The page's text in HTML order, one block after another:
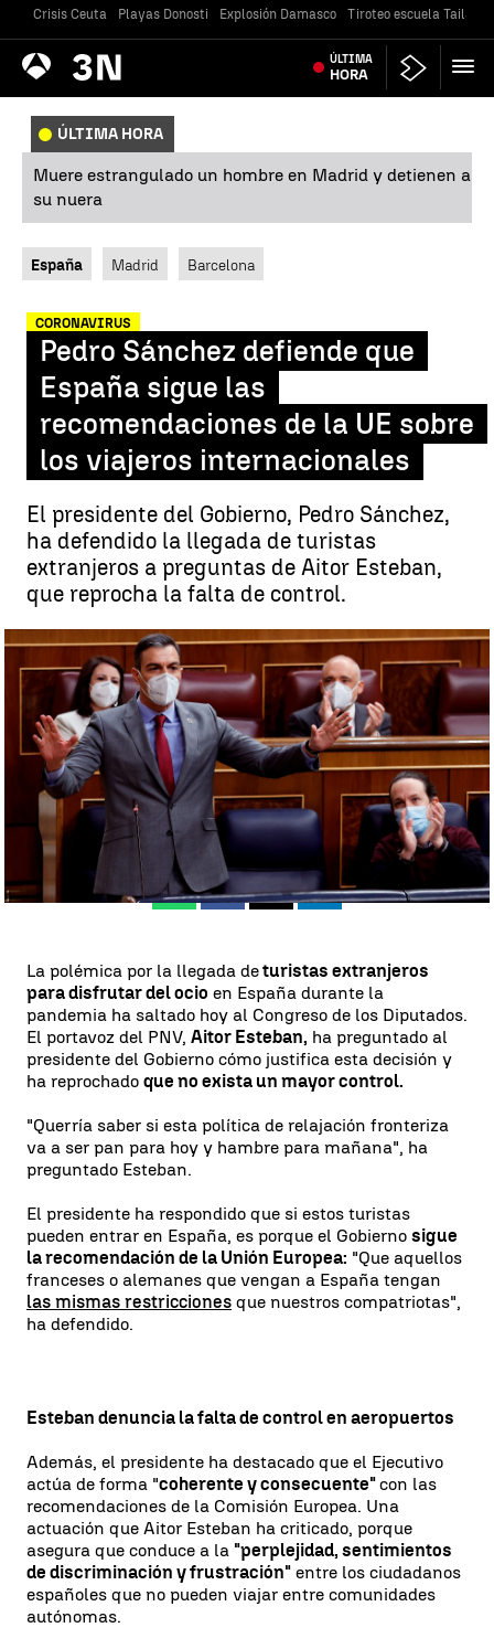
Crisis Ceuta Playas Donosti Explosión Damasco Tiroteo escuela
Antena
3 Noticias ÚLTIMA
HORA
ÚLTIMA HORA
Muere estrangulado un hombre en Madrid y detienen a
su nuera
España Madrid Barcelona
CORONAVIRUS
Pedro Sánchez defiende que
España sigue las
recomendaciones de la UE sobre
los viajeros internacionales
El presidente del Gobierno, Pedro Sánchez,
ha defendido la llegada de turistas
extranjeros a preguntas de Aitor Esteban,
que reprocha la falta de control.
Pedro Sánchez defiende que España sigue las recomendaciones de
la UE sobre los viajeros internacionales |EFE
Antena 3 Noticias
Publicado:
24 de marzo de 2021, 16:45
WhatsappFacebook
X Linkedin
La polémica por la llegada deturistas extranjeros
para disfrutar del ocio en España durante la
pandemia ha saltado hoy al Congreso de los Diputados.
El portavoz del PNV, Aitor Esteban, ha preguntado al
presidente del Gobierno cómo justifica esta decisión y
ha reprochado que no exista un mayor control.
"Querría saber si esta política de relajación fronteriza
va a ser pan para hoy y hambre para mañana", ha
preguntado Esteban.
El presidente ha respondido que si estos turistas
pueden entrar en España, es porque el Gobierno sigue
la recomendación de la Unión Europea: "Que aquellos
franceses o alemanes que vengan a España tengan
las mismas restricciones que nuestros compatriotas",
ha defendido.
Esteban denuncia la falta de control en aeropuertos
Además, el presidente ha destacado que el Ejecutivo
actúa de forma "coherente y consecuente"con las
recomendaciones de la Comisión Europea. Una
actuación que Aitor Esteban ha criticado, porque
asegura que conduce a la "perplejidad, sentimientos
de discriminación y frustración" entre los ciudadanos
españoles que no pueden viajar entre comunidades
autónomas.